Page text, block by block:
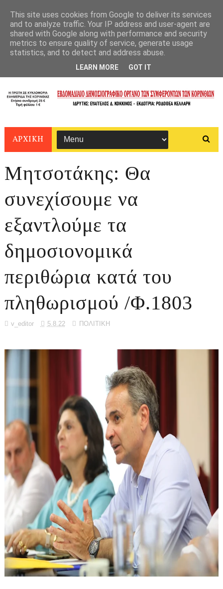
ΑΡΧΙΚΗ
Μητσοτάκης: Θα
συνεχίσουμε να
εξαντλούμε τα
δημοσιονομικά
περιθώρια κατά του
πληθωρισμού /Φ.1803
v_editor 5.8.22 ΠΟΛΙΤΙΚΗ
This site uses cookies from Google to deliver its services
and to analyze traffic. Your IP address and user-agent are
shared with Google along with performance and security
metrics to ensure quality of service, generate usage
statistics, and to detect and address abuse.
LEARN MORE GOT IT